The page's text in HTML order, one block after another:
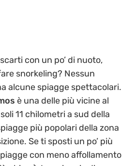
con un po’ di nuoto,
snorkeling? Nessun
alcune spiagge spettacolari.
è una delle più vicine al
11 chilometri a sud della
più popolari della zona
Se ti sposti un po’ più
con meno affollamento